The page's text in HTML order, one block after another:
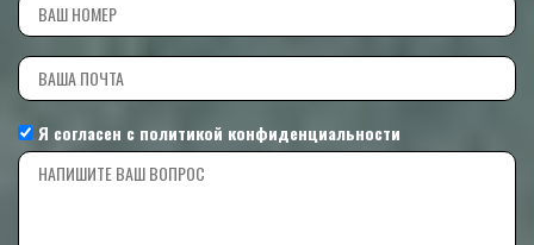
Я согласен с политикой конфиденциальности